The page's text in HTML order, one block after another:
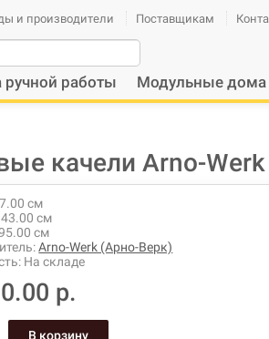
и производители Поставщикам
ручной работы Модульные дома
качели Arno-
см
см
см
Arno-Werk (Арно-Верк)
На складе
р.